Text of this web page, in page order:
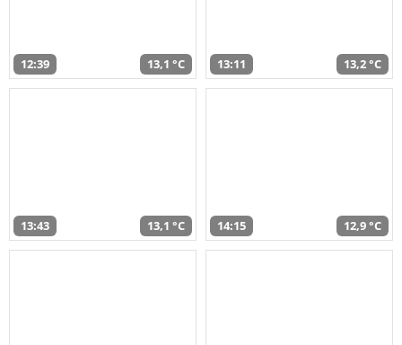
12:39 13,1 °C 13:11 13,2 °C
13:43 13,1 °C 14:15 12,9 °C